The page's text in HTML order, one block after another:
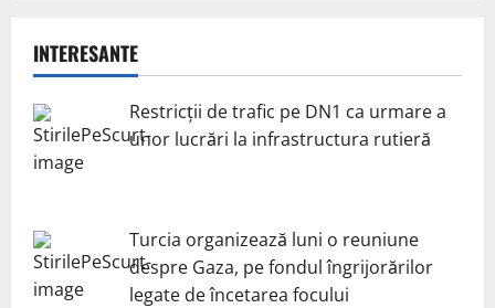
INTERESANTE
Restricții de trafic pe DN1 ca urmare a
unor lucrări la infrastructura rutieră
Turcia organizează luni o reuniune
despre Gaza, pe fondul îngrijorărilor
legate de încetarea focului